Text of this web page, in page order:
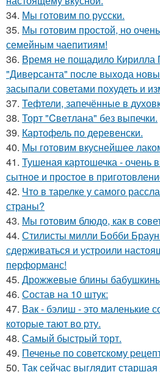
34. Мы готовим по русски.
35. Мы готовим простой, но
семейным чаепитиям!
36. Время не пощадило Кирилла
"Диверсанта" после выхода
засыпали советами похудеть и
37. Тефтели, запечённые в
38. Торт "Cвeтлана" без выпечки.
39. Картофель по деревенски.
40. Мы готовим вкуснейшее
41. Тушеная картошечка - очень
сытное и простое в
42. Что в тарелке у самого
страны?
43. Мы готовим блюдо, как в
44. Стилисты милли Бобби
сдерживаться и устроили
перформанс!
45. Дрожжевые блины
46. Состав на 10 штук:
47. Вак - бэлиш - это маленькие
которые тают во pту.
48. Самый быстрый торт.
49. Печенье по советскому
50. Так сейчас выглядит